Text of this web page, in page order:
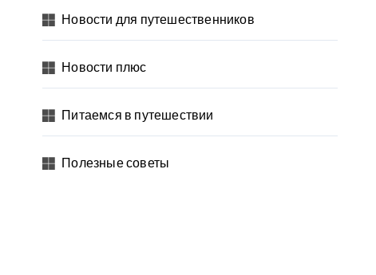
Новости для путешественников
Новости плюс
Питаемся в путешествии
Полезные советы